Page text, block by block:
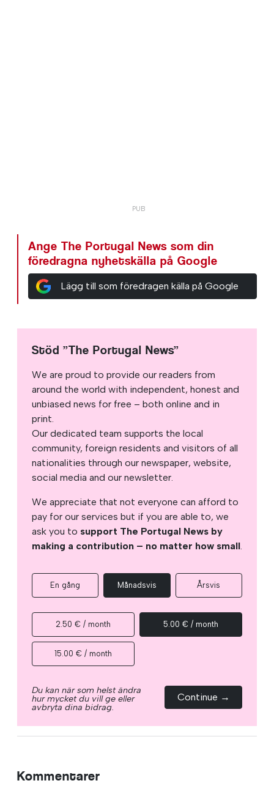
Ange The Portugal News som din
föredragna nyhetskälla på Google
Lägg till som föredragen källa på Google
Stöd ”The Portugal News”
We are proud to provide our readers from
around the world with independent, honest and
unbiased news for free – both online and in
print.
Our dedicated team supports the local
community, foreign residents and visitors of all
nationalities through our newspaper, website,
social media and our newsletter.
We appreciate that not everyone can afford to
pay for our services but if you are able to, we
ask you to support The Portugal News by
making a contribution – no matter how small.
En gång Månadsvis Årsvis
2.50 € / month 5.00 € / month
15.00 € / month
Du kan när som helst ändra
hur mycket du vill ge eller
avbryta dina bidrag.
Continue →
Kommentarer